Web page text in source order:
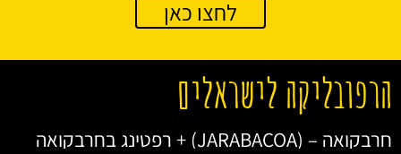
לחצו כאן
הרפובליקה לישראלים
חרבקואה – (JARABACOA) + רפטינג בחרבקואה